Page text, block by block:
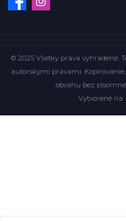
© 2025 Všetky práva vyhradené.
autorskými právami.
obsahu bez
Vytvorené na